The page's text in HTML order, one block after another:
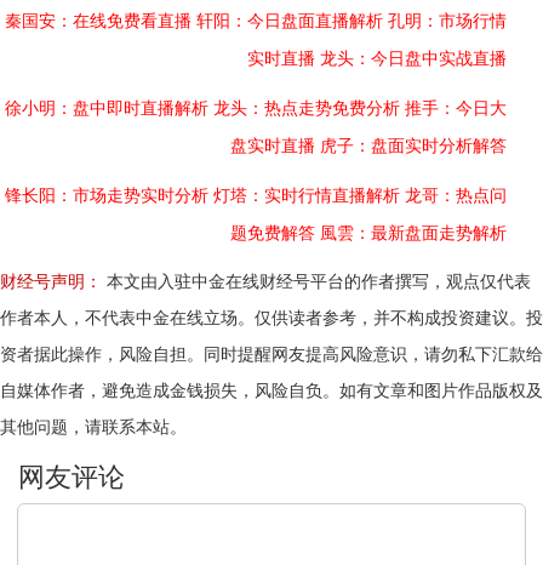
秦国安：在线免费看直播 轩阳：今日盘面直播解析 孔明：市场行情
实时直播 龙头：今日盘中实战直播
徐小明：盘中即时直播解析 龙头：热点走势免费分析 推手：今日大
盘实时直播 虎子：盘面实时分析解答
锋长阳：市场走势实时分析 灯塔：实时行情直播解析 龙哥：热点问
题免费解答 風雲：最新盘面走势解析
财经号声明：
本文由入驻中金在线财经号平台的作者撰写，观点仅代表
作者本人，不代表中金在线立场。仅供读者参考，并不构成投资建议。投
资者据此操作，风险自担。同时提醒网友提高风险意识，请勿私下汇款给
自媒体作者，避免造成金钱损失，风险自负。如有文章和图片作品版权及
其他问题，请联系本站。